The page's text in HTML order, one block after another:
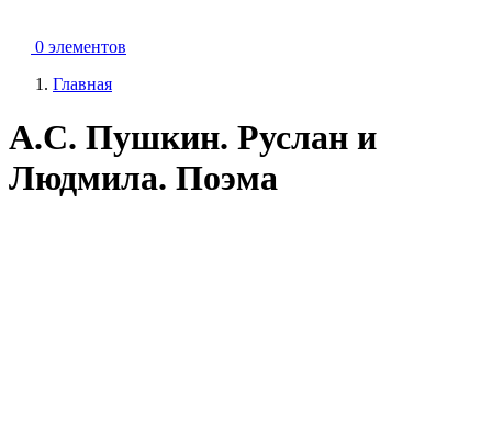
0 элементов
Главная
А.С. Пушкин. Руслан и
Людмила. Поэма